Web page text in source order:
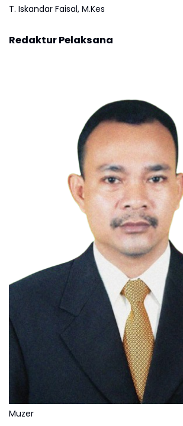
T. Iskandar Faisal, M.Kes
Redaktur Pelaksana
Muzer